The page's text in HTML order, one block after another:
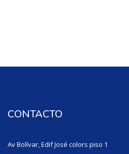
CONTACTO
Av Bolívar, Edif José colors piso 1